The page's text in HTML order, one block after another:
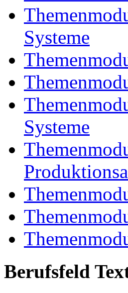
Systeme
Systeme
Berufsfeld